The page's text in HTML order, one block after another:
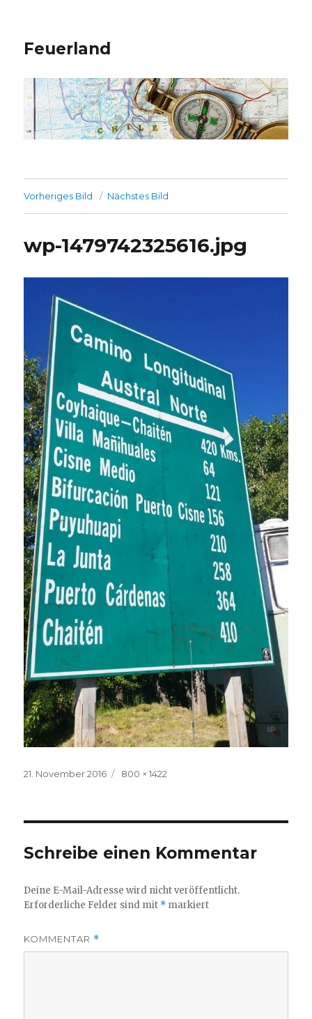
Feuerland
Vorheriges Bild Nächstes Bild
wp-1479742325616.jpg
Veröffentlicht
21. November 2016
Volle
800 × 1422
Schreibe einen Kommentar
Deine E-Mail-Adresse wird nicht veröffentlicht.
Erforderliche Felder sind mit * markiert
KOMMENTAR *